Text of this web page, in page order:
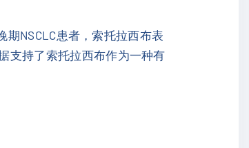
期NSCLC患者，索托拉西布表
支持了索托拉西布作为一种有